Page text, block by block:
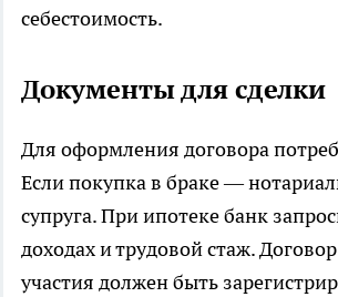
себестоимость.
Документы для сделки
Для оформления договора
Если покупка в браке —
супруга. При ипотеке банк
доходах и трудовой стаж.
участия должен быть